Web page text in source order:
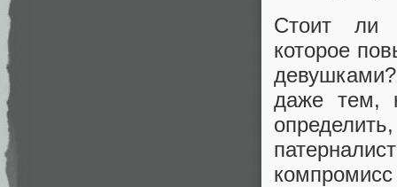
Стоит ли
которое
даже тем,